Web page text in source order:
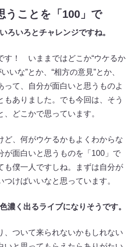
うことを「100」で
ろいろとチャレンジですね。
す！ いままではどこか“ウケるか
いな”とか、“相方の意見”とか、
って、自分が面白いと思うものよ
もありました。でも今回は、そう
どこかで思っています。
ど、何がウケるかもよくわからな
が面白いと思うものを「100」で
も僕一人ですしね。まずは自分が
けばいいなと思っています。
濃く出るライブになりそうです。
、ついて来られないかもしれない